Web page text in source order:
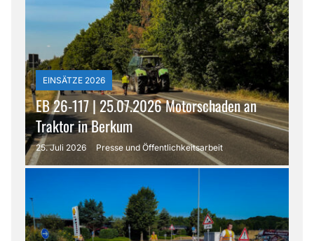
EINSÄTZE 2026
EB 26-117 | 25.07.2026 Motorschaden an
Traktor in Berkum
25. Juli 2026 Presse und Öffentlichkeitsarbeit